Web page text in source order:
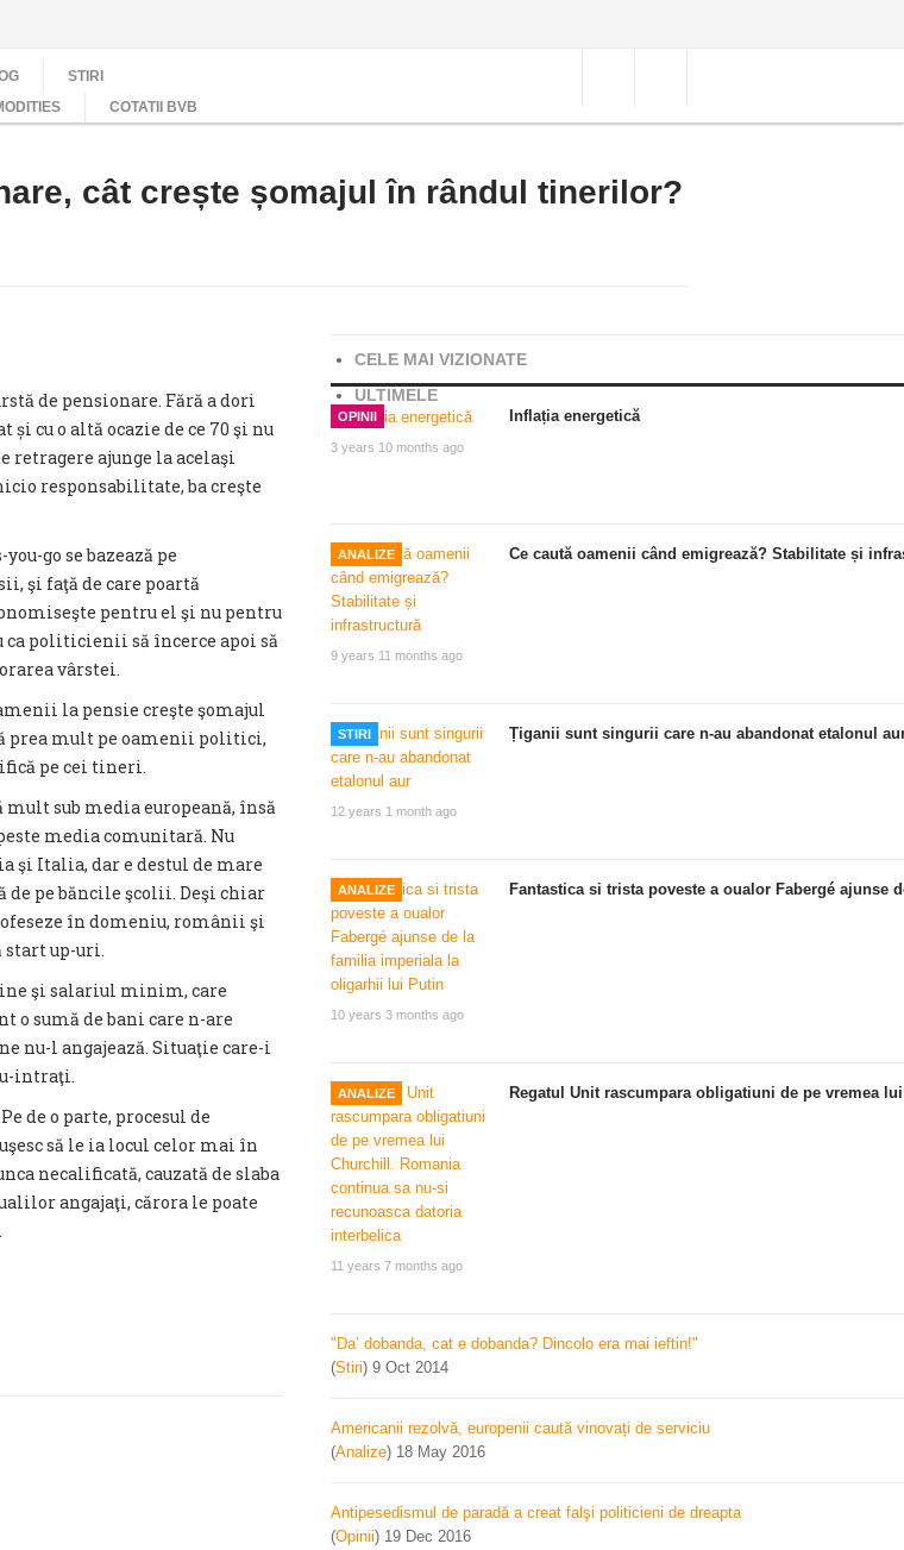
STIRI
COTATII BVB
cât crește șomajul în rândul tinerilor?
de pensionare. Fără a dori
cu o altă ocazie de ce 70 şi nu
retragere ajunge la acelaşi
responsabilitate, ba creşte
go se bazează pe
şi faţă de care poartă
pentru el şi nu pentru
politicienii să încerce apoi să
vârstei.
la pensie creşte şomajul
prea mult pe oamenii politici,
pe cei tineri.
sub media europeană, însă
media comunitară. Nu
şi Italia, dar e destul de mare
de pe băncile şcolii. Deşi chiar
în domeniu, românii şi
start up-uri.
şi salariul minim, care
o sumă de bani care n-are
nu-l angajează. Situaţie care-i
intraţi.
de o parte, procesul de
să le ia locul celor mai în
necalificată, cauzată de slaba
angajaţi, cărora le poate
CELE MAI VIZIONATE
ULTIMELE
OPINII
3 years 10 months ago
Inflația energetică
ANALIZE
9 years 11 months ago
Ce caută oamenii când emigrează? Stabilitate și
STIRI
12 years 1 month ago
Țiganii sunt singurii care n-au abandonat etalonul
ANALIZE
10 years 3 months ago
Fantastica si trista poveste a oualor Fabergé
ANALIZE
11 years 7 months ago
Regatul Unit rascumpara obligatiuni de pe vremea
"Da’ dobanda, cat e dobanda? Dincolo era mai ieftin!"
(Stiri) 9 Oct 2014
Americanii rezolvă, europenii caută vinovați de serviciu
(Analize) 18 May 2016
Antipesedismul de paradă a creat falşi politicieni de dreapta
(Opinii) 19 Dec 2016